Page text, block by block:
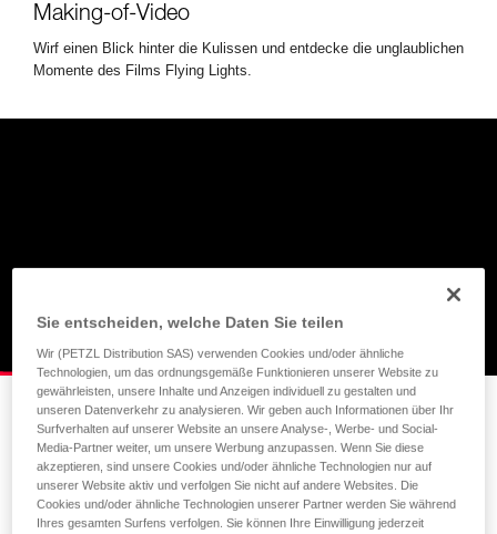
Making-of-Video
Wirf einen Blick hinter die Kulissen und entdecke die unglaublichen
Momente des Films Flying Lights.
Jean-Baptiste Chandeliers Rückblick auf die
Dreharbeiten des Films
Das Konzept von "Flying lights" ist, mit Licht zu spielen um
zu tun, was vorher nicht möglich war, und gleichzeitig eine
magische Kulisse zu schaffen!
Sie entscheiden, welche Daten Sie teilen
Wir (PETZL Distribution SAS) verwenden Cookies und/oder ähnliche
Technologien, um das ordnungsgemäße Funktionieren unserer Website zu
gewährleisten, unsere Inhalte und Anzeigen individuell zu gestalten und
unseren Datenverkehr zu analysieren. Wir geben auch Informationen über Ihr
Surfverhalten auf unserer Website an unsere Analyse-, Werbe- und Social-
Media-Partner weiter, um unsere Werbung anzupassen. Wenn Sie diese
akzeptieren, sind unsere Cookies und/oder ähnliche Technologien nur auf
unserer Website aktiv und verfolgen Sie nicht auf andere Websites. Die
Cookies und/oder ähnliche Technologien unserer Partner werden Sie während
Ihres gesamten Surfens verfolgen. Sie können Ihre Einwilligung jederzeit